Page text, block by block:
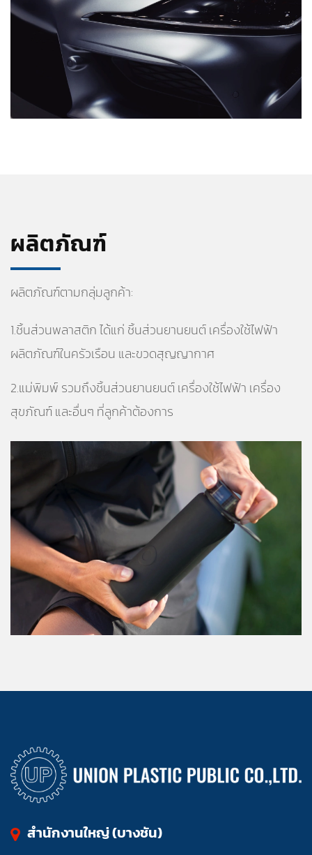
ผลิตภัณฑ์
ผลิตภัณฑ์ตามกลุ่มลูกค้า:
1.ชิ้นส่วนพลาสติก ได้แก่ ชิ้นส่วนยานยนต์ เครื่องใช้ไฟฟ้า
ผลิตภัณฑ์ในครัวเรือน และขวดสุญญากาศ
2.แม่พิมพ์ รวมถึงชิ้นส่วนยานยนต์ เครื่องใช้ไฟฟ้า เครื่อง
สุขภัณฑ์ และอื่นๆ ที่ลูกค้าต้องการ
สำนักงานใหญ่ (บางชัน)